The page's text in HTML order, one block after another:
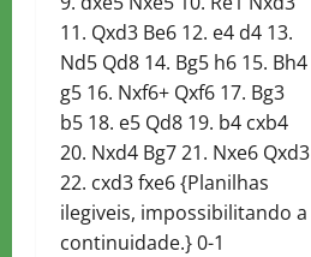
11. Qxd3 Be6 12. e4 d4 13.
Nd5 Qd8 14. Bg5 h6 15. Bh4
g5 16. Nxf6+ Qxf6 17. Bg3
b5 18. e5 Qd8 19. b4 cxb4
20. Nxd4 Bg7 21. Nxe6 Qxd3
22. cxd3 fxe6 {Planilhas
ilegiveis, impossibilitando a
continuidade.} 0-1